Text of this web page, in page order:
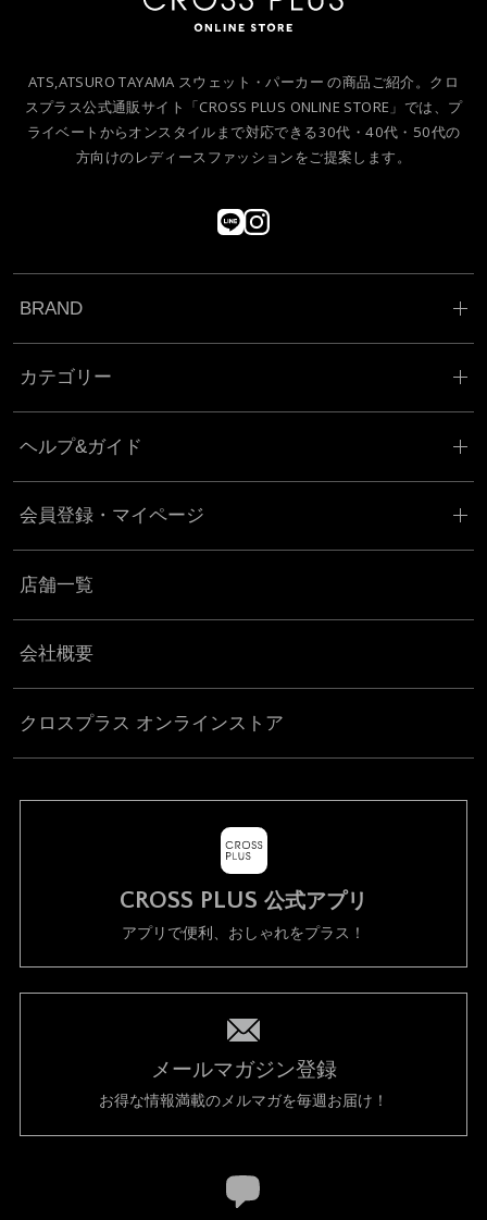
ATS,ATSURO TAYAMA スウェット・パーカー の商品ご紹介。クロ
スプラス公式通販サイト「CROSS PLUS ONLINE STORE」では、プ
ライベートからオンスタイルまで対応できる30代・40代・50代の
方向けのレディースファッションをご提案します。
BRAND
カテゴリー
ヘルプ&ガイド
会員登録・マイページ
店舗一覧
会社概要
クロスプラス オンラインストア
CROSS PLUS 公式アプリ
アプリで便利、おしゃれをプラス！
メールマガジン登録
お得な情報満載のメルマガを毎週お届け！